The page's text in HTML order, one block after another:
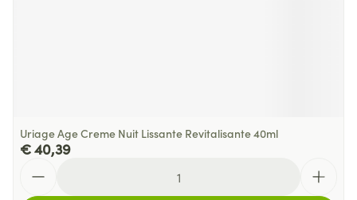
Uriage Age Creme Nuit Lissante Revitalisante 40ml
€ 40,39